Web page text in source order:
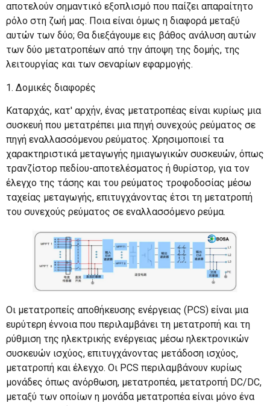
αποτελούν σημαντικό εξοπλισμό που παίζει απαραίτητο
ρόλο στη ζωή μας. Ποια είναι όμως η διαφορά μεταξύ
αυτών των δύο; Θα διεξάγουμε εις βάθος ανάλυση αυτών
των δύο μετατροπέων από την άποψη της δομής, της
λειτουργίας και των σεναρίων εφαρμογής.
1. Δομικές διαφορές
Καταρχάς, κατ' αρχήν, ένας μετατροπέας είναι κυρίως μια
συσκευή που μετατρέπει μια πηγή συνεχούς ρεύματος σε
πηγή εναλλασσόμενου ρεύματος. Χρησιμοποιεί τα
χαρακτηριστικά μεταγωγής ημιαγωγικών συσκευών, όπως
τρανζίστορ πεδίου-αποτελέσματος ή θυρίστορ, για τον
έλεγχο της τάσης και του ρεύματος τροφοδοσίας μέσω
ταχείας μεταγωγής, επιτυγχάνοντας έτσι τη μετατροπή
του συνεχούς ρεύματος σε εναλλασσόμενο ρεύμα.
Οι μετατροπείς αποθήκευσης ενέργειας (PCS) είναι μια
ευρύτερη έννοια που περιλαμβάνει τη μετατροπή και τη
ρύθμιση της ηλεκτρικής ενέργειας μέσω ηλεκτρονικών
συσκευών ισχύος, επιτυγχάνοντας μετάδοση ισχύος,
μετατροπή και έλεγχο. Οι PCS περιλαμβάνουν κυρίως
μονάδες όπως ανόρθωση, μετατροπέα, μετατροπή DC/DC,
μεταξύ των οποίων η μονάδα μετατροπέα είναι μόνο ένα